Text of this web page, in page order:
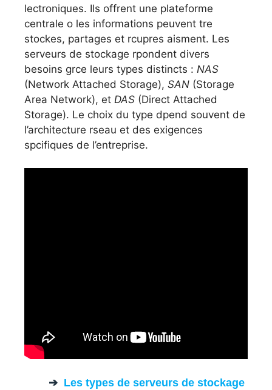
lectroniques. Ils offrent une plateforme
centrale o les informations peuvent tre
stockes, partages et rcupres aisment. Les
serveurs de stockage rpondent divers
besoins grce leurs types distincts : NAS
(Network Attached Storage), SAN (Storage
Area Network), et DAS (Direct Attached
Storage). Le choix du type dpend souvent de
l’architecture rseau et des exigences
spcifiques de l’entreprise.
Les types de serveurs de stockage